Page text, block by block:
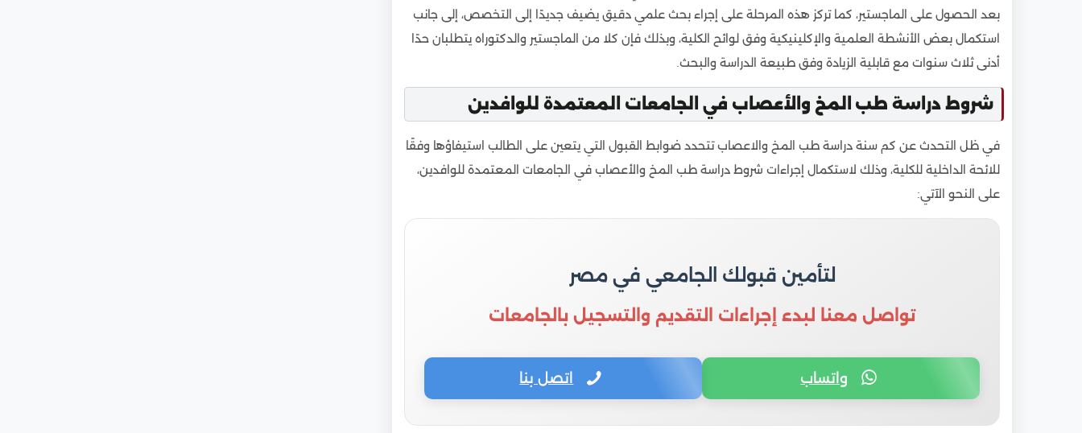
بعد الحصول على الماجستير، كما تركز هذه المرحلة على إجراء بحث علمي دقيق يضيف جديدًا إلى التخصص، إلى جانب
استكمال بعض الأنشطة العلمية والإكلينيكية وفق لوائح الكلية، وبذلك فإن كلا من الماجستير والدكتوراه يتطلبان حدًا
أدنى ثلاث سنوات مع قابلية الزيادة وفق طبيعة الدراسة والبحث.
شروط دراسة طب المخ والأعصاب في الجامعات المعتمدة للوافدين
في ظل التحدث عن كم سنة دراسة طب المخ والاعصاب تتحدد ضوابط القبول التي يتعين على الطالب استيفاؤها وفقًا
للائحة الداخلية للكلية، وذلك لاستكمال إجراءات شروط دراسة طب المخ والأعصاب في الجامعات المعتمدة للوافدين،
على النحو الآتي:
لتأمين قبولك الجامعي في مصر
تواصل معنا لبدء إجراءات التقديم والتسجيل بالجامعات
واتساب اتصل بنا